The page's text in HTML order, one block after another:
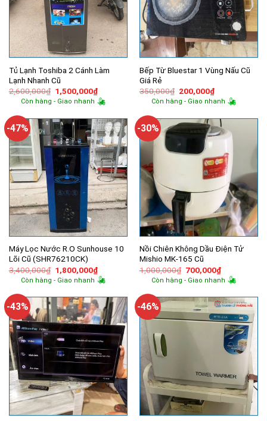
Tủ Lạnh Toshiba 2 Cánh Làm
Lạnh Nhanh Cũ
2,600,000₫ Giá
gốc
là:
1,500,000₫Giá
hiện
tại
1,500,000₫.
Còn hàng - Giao nhanh
Bếp Từ Bluestar 1 Vùng Nấu Cũ
Giá Rẻ
350,000₫ Giá
gốc
là:
200,000₫Giá
hiện
tại
200,000₫.
Còn hàng - Giao nhanh
-47%
Máy Lọc Nước R.O Sunhouse 10
Lõi Cũ (SHR76210CK)
3,400,000₫ Giá
gốc
là:
1,800,000₫Giá
hiện
tại
1,800,000₫.
Còn hàng - Giao nhanh
-30%
Nồi Chiên Không Dầu Điện Tử
Mishio MK-165 Cũ
1,000,000₫ Giá
gốc
là:
700,000₫Giá
hiện
tại
700,000₫.
Còn hàng - Giao nhanh
-43% -46%